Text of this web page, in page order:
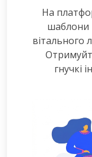
На
шаблони
вітального
гнучкі